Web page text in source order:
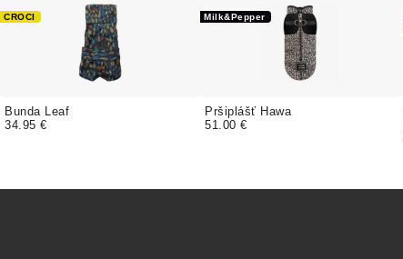
Bunda Leaf
CROCI
34.95 €
Pršiplášť Hawa
Milk&Pepper
51.00 €